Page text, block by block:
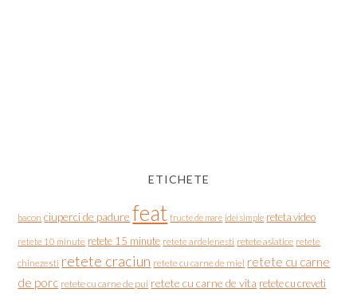
ETICHETE
bacon ciuperci de padure feat fructe de mare idei simple reteta video
retete 10 minute retete 15 minute retete ardelenesti retete asiatice retete
chinezesti retete craciun retete cu carne de miel retete cu carne
de porc retete cu carne de pui retete cu carne de vita retete cu creveti